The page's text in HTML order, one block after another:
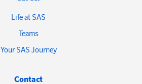
Life at SAS
Teams
Your SAS Journey
Contact